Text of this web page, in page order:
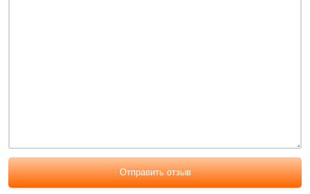
Отправить отзыв